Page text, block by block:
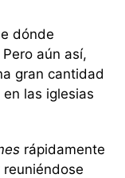
dónde
aún así,
gran cantidad
las iglesias
rápidamente